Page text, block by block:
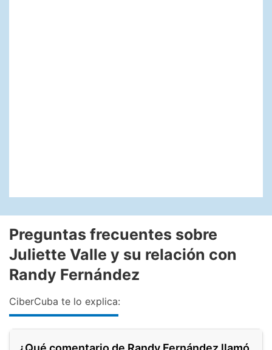
Preguntas frecuentes sobre
Juliette Valle y su relación con
Randy Fernández
CiberCuba te lo explica: